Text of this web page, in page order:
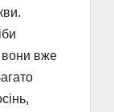
вони вже